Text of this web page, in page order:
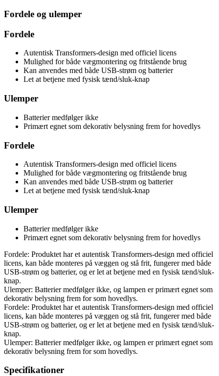
Fordele og ulemper
Fordele
Autentisk Transformers-design med officiel licens
Mulighed for både vægmontering og fritstående brug
Kan anvendes med både USB-strøm og batterier
Let at betjene med fysisk tænd/sluk-knap
Ulemper
Batterier medfølger ikke
Primært egnet som dekorativ belysning frem for hovedlys
Fordele
Autentisk Transformers-design med officiel licens
Mulighed for både vægmontering og fritstående brug
Kan anvendes med både USB-strøm og batterier
Let at betjene med fysisk tænd/sluk-knap
Ulemper
Batterier medfølger ikke
Primært egnet som dekorativ belysning frem for hovedlys
Fordele: Produktet har et autentisk Transformers-design med officiel
licens, kan både monteres på væggen og stå frit, fungerer med både
USB-strøm og batterier, og er let at betjene med en fysisk tænd/sluk-
knap.
Ulemper: Batterier medfølger ikke, og lampen er primært egnet som
dekorativ belysning frem for som hovedlys.
Fordele: Produktet har et autentisk Transformers-design med officiel
licens, kan både monteres på væggen og stå frit, fungerer med både
USB-strøm og batterier, og er let at betjene med en fysisk tænd/sluk-
knap.
Ulemper: Batterier medfølger ikke, og lampen er primært egnet som
dekorativ belysning frem for som hovedlys.
Specifikationer